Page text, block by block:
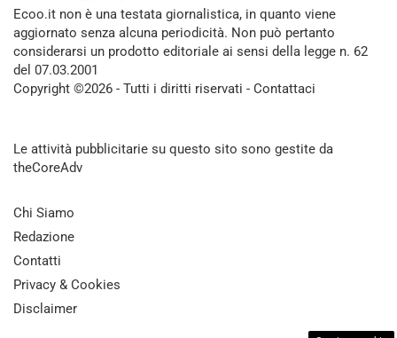
Ecoo.it non è una testata giornalistica, in quanto viene
aggiornato senza alcuna periodicità. Non può pertanto
considerarsi un prodotto editoriale ai sensi della legge n. 62
del 07.03.2001
Copyright ©2026 - Tutti i diritti riservati - Contattaci
Le attività pubblicitarie su questo sito sono gestite da
theCoreAdv
Chi Siamo
Redazione
Contatti
Privacy & Cookies
Disclaimer